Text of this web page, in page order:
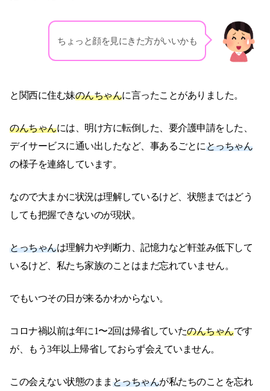
ちょっと顔を見にきた方がいいかも
と関西に住む妹のんちゃんに言ったことがありました。
のんちゃんには、明け方に転倒した、要介護申請をした、
デイサービスに通い出したなど、事あるごとにとっちゃん
の様子を連絡しています。
なので大まかに状況は理解しているけど、状態まではどう
しても把握できないのが現状。
とっちゃんは理解力や判断力、記憶力など軒並み低下して
いるけど、私たち家族のことはまだ忘れていません。
でもいつその日が来るかわからない。
コロナ禍以前は年に1〜2回は帰省していたのんちゃんです
が、もう3年以上帰省しておらず会えていません。
この会えない状態のまま とっちゃんが私たちのことを忘れ